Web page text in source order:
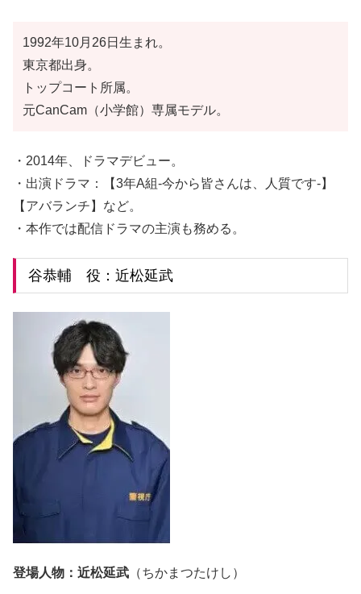
1992年10月26日生まれ。
東京都出身。
トップコート所属。
元CanCam（小学館）専属モデル。
・2014年、ドラマデビュー。
・出演ドラマ：【3年A組-今から皆さんは、人質です-】
【アバランチ】など。
・本作では配信ドラマの主演も務める。
谷恭輔 役：近松延武
登場人物：近松延武 （ちかまつたけし）